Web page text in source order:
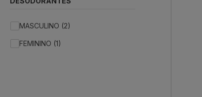
MASCULINO (2)
FEMININO (1)